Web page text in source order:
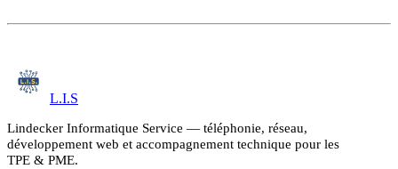
L.I.S
Lindecker Informatique Service — téléphonie, réseau,
développement web et accompagnement technique pour les
TPE & PME.